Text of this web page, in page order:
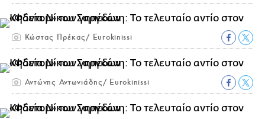
Κώστας Πρέκας/ Eurokinissi
Αντώνης Αντωνιάδης/ Eurokinissi